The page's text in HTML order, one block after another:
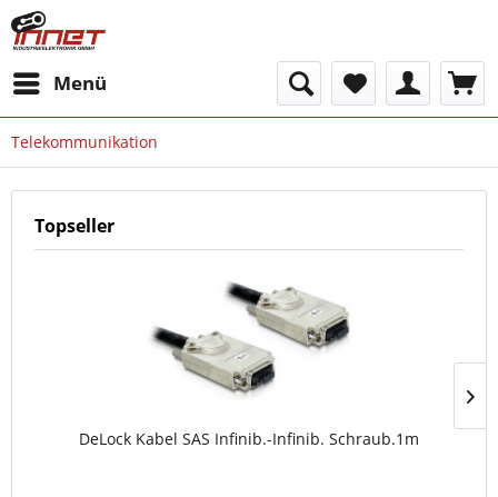
Menü
Telekommunikation
Topseller
DeLock Kabel SAS Infinib.-Infinib. Schraub.1m